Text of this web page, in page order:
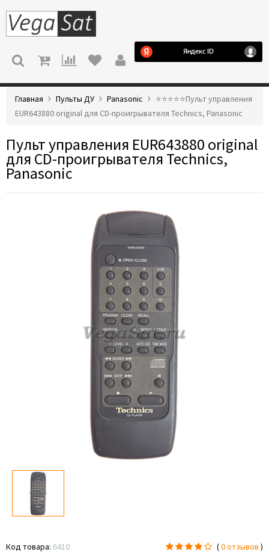
МЕНЮ
Главная Пульты ДУ Panasonic
⭐️⭐️⭐️⭐️⭐️Пульт управления
EUR643880 original для CD-проигрывателя Technics, Panasonic
Пульт управления EUR643880 original
для CD-проигрывателя Technics,
Panasonic
Код товара: 6410 (0 отзывов )